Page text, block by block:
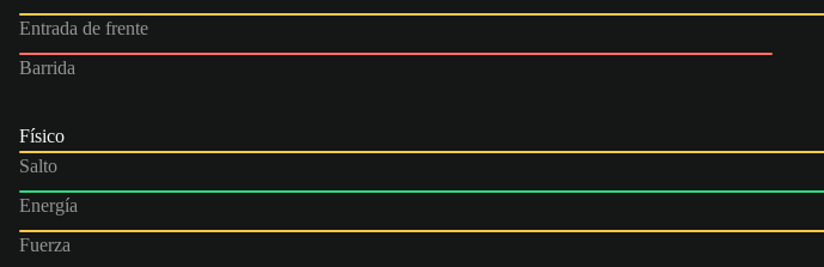
Entrada de frente
Barrida
Físico
Salto
Energía
Fuerza